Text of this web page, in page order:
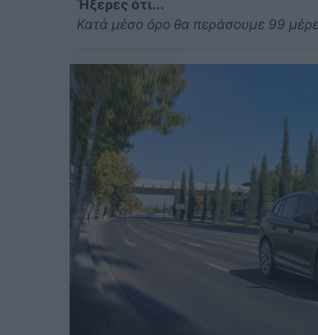
Ήξερες ότι...
Κατά μέσο όρο θα περάσουμε 99